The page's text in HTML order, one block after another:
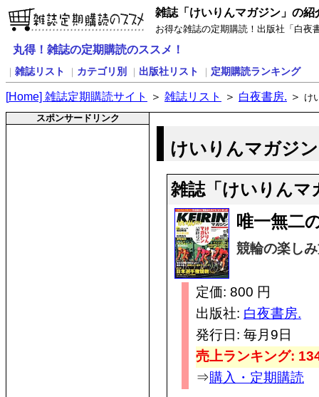
雑誌「けいりんマガジン」の紹
お得な雑誌の定期購読！出版社「白夜
丸得！雑誌の定期購読のススメ！
雑誌リスト カテゴリ別 出版社リスト 定期購読ランキング
[Home] 雑誌定期購読サイト ＞ 雑誌リスト ＞ 白夜書房. ＞ け
スポンサードリンク
けいりんマガジ
雑誌「けいりんマ
唯一無二
競輪の楽し
定価: 800 円
出版社: 白夜書房.
発行日: 毎月9日
売上ランキング:
⇒購入・定期購読